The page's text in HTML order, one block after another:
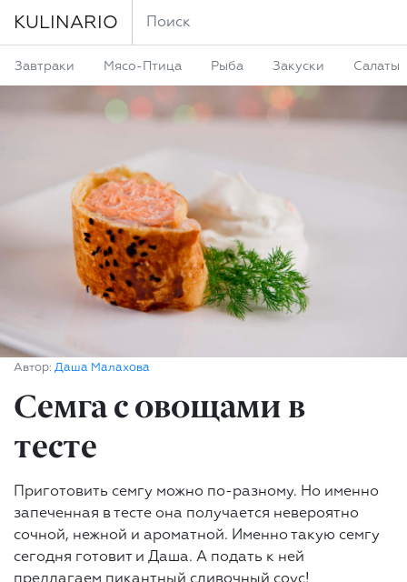
KULINARIO
Завтраки Мясо-Птица Рыба Закуски Салаты
Автор: Даша Малахова
Семга с овощами в
тесте
Приготовить семгу можно по-разному. Но именно
запеченная в тесте она получается невероятно
сочной, нежной и ароматной. Именно такую семгу
сегодня готовит и Даша. А подать к ней